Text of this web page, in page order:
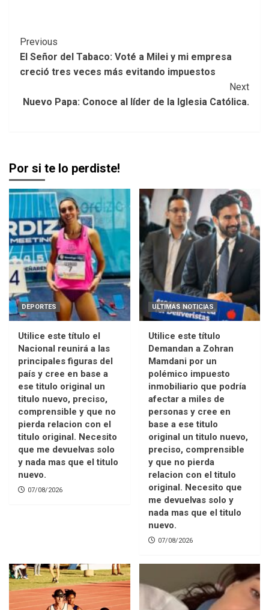
Post
Navigation
Previous
El Señor del Tabaco: Voté a Milei y mi empresa
creció tres veces más evitando impuestos
Next
Nuevo Papa: Conoce al líder de la Iglesia Católica.
Por si te lo perdiste!
DEPORTES
Utilice este título el
Nacional reunirá a las
principales figuras del
país y cree en base a
ese titulo original un
titulo nuevo, preciso,
comprensible y que no
pierda relacion con el
titulo original. Necesito
que me devuelvas solo
y nada mas que el titulo
nuevo.
07/08/2026
ULTIMAS NOTICIAS
Utilice este título
Demandan a Zohran
Mamdani por un
polémico impuesto
inmobiliario que podría
afectar a miles de
personas y cree en
base a ese titulo
original un titulo nuevo,
preciso, comprensible
y que no pierda
relacion con el titulo
original. Necesito que
me devuelvas solo y
nada mas que el titulo
nuevo.
07/08/2026